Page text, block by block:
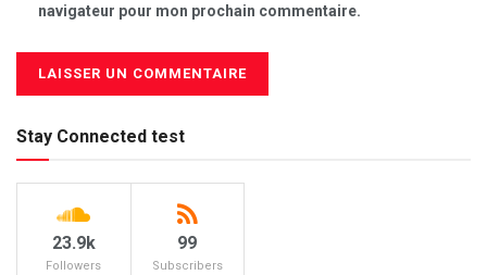
navigateur pour mon prochain commentaire.
Stay Connected test
23.9k
Followers
99
Subscribers